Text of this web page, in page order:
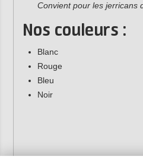
Convient pour les jerricans
Nos couleurs :
Blanc
Rouge
Bleu
Noir